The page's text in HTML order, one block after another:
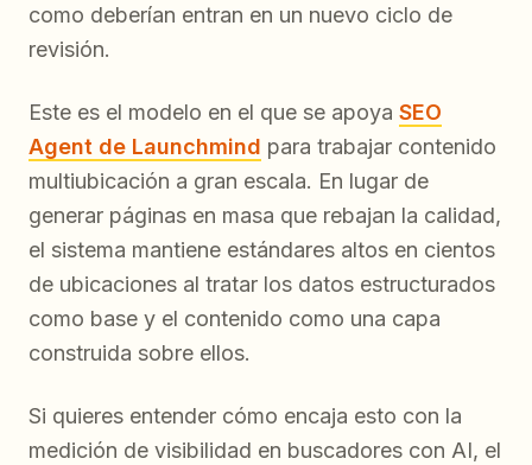
como deberían entran en un nuevo ciclo de
revisión.
Este es el modelo en el que se apoya SEO
Agent de Launchmind para trabajar contenido
multiubicación a gran escala. En lugar de
generar páginas en masa que rebajan la calidad,
el sistema mantiene estándares altos en cientos
de ubicaciones al tratar los datos estructurados
como base y el contenido como una capa
construida sobre ellos.
Si quieres entender cómo encaja esto con la
medición de visibilidad en buscadores con AI, el